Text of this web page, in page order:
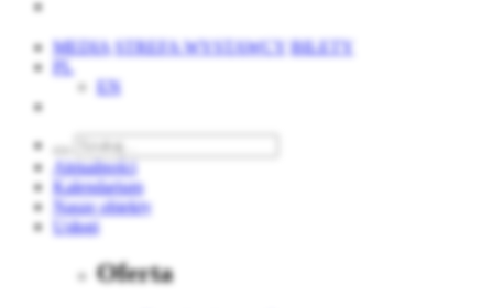
MEDIA STREFA WYSTAWCY BILETY
PL
EN
Aktualności
Kalendarium
Nasze obiekty
Usługi
Oferta